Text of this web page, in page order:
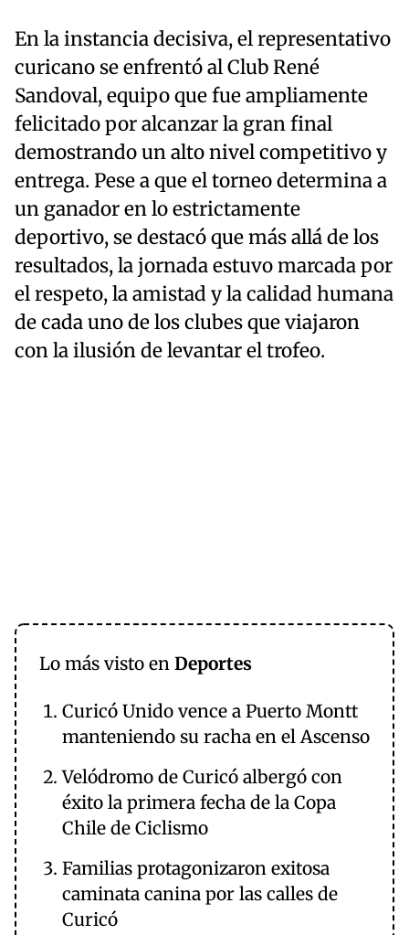
En la instancia decisiva, el representativo
curicano se enfrentó al Club René
Sandoval, equipo que fue ampliamente
felicitado por alcanzar la gran final
demostrando un alto nivel competitivo y
entrega. Pese a que el torneo determina a
un ganador en lo estrictamente
deportivo, se destacó que más allá de los
resultados, la jornada estuvo marcada por
el respeto, la amistad y la calidad humana
de cada uno de los clubes que viajaron
con la ilusión de levantar el trofeo.
Lo más visto en Deportes
Curicó Unido vence a Puerto Montt
manteniendo su racha en el Ascenso
Velódromo de Curicó albergó con
éxito la primera fecha de la Copa
Chile de Ciclismo
Familias protagonizaron exitosa
caminata canina por las calles de
Curicó